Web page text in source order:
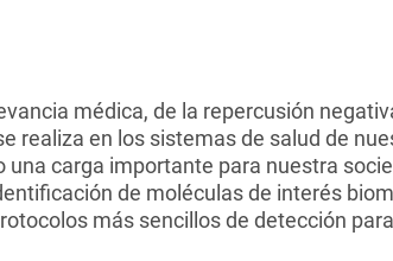
médica, de la repercusión
realiza en los sistemas de salud de
una carga importante para nuestra
de moléculas de interés
más sencillos de detección